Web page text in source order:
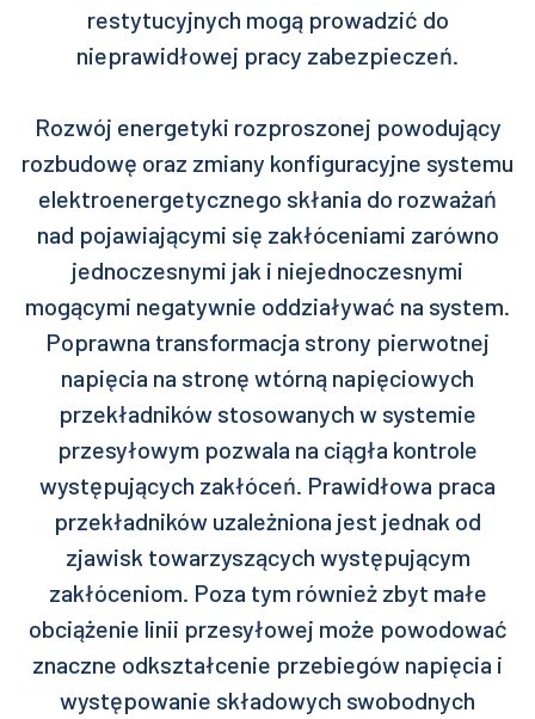
restytucyjnych mogą prowadzić do
nieprawidłowej pracy zabezpieczeń.
Rozwój energetyki rozproszonej powodujący
rozbudowę oraz zmiany konfiguracyjne systemu
elektroenergetycznego skłania do rozważań
nad pojawiającymi się zakłóceniami zarówno
jednoczesnymi jak i niejednoczesnymi
mogącymi negatywnie oddziaływać na system.
Poprawna transformacja strony pierwotnej
napięcia na stronę wtórną napięciowych
przekładników stosowanych w systemie
przesyłowym pozwala na ciągła kontrole
występujących zakłóceń. Prawidłowa praca
przekładników uzależniona jest jednak od
zjawisk towarzyszących występującym
zakłóceniom. Poza tym również zbyt małe
obciążenie linii przesyłowej może powodować
znaczne odkształcenie przebiegów napięcia i
występowanie składowych swobodnych